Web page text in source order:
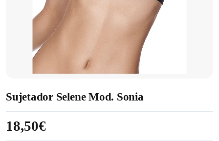
Sujetador Selene Mod. Sonia
18,50€